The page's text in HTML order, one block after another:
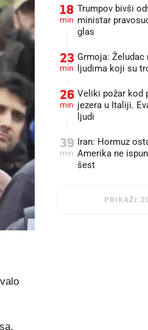
18
min
Trumpov bivši
ministar
glas
23
min
Grmoja:
ljudima koji su
26
min
Veliki požar kod
jezera u Italiji.
ljudi
39
min
Iran: Hormuz
Amerika ne
šest
PRIKAŽI